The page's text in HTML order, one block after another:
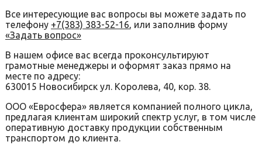
Все интересующие вас вопросы вы можете задать по
телефону +7(383) 383-52-16, или заполнив форму
«Задать вопрос»
В нашем офисе вас всегда проконсультируют
грамотные менеджеры и оформят заказ прямо на
месте по адресу:
630015 Новосибирск ул. Королева, 40, кор. 38.
ООО «Евросфера» является компанией полного цикла,
предлагая клиентам широкий спектр услуг, в том числе
оперативную доставку продукции собственным
транспортом до клиента.